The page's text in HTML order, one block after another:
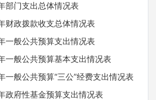
门支出总体情况表
政拨款收支总体情况表
般公共预算支出情况表
般公共预算基本支出情况表
般公共预算“三公”经费支出情况表
府性基金预算支出情况表